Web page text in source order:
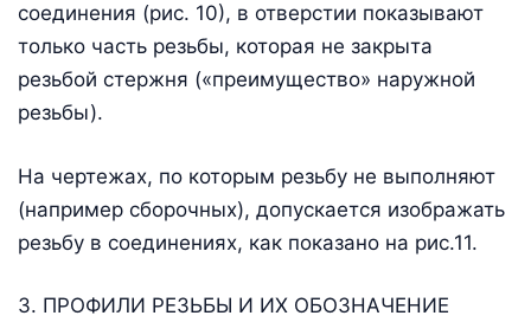
соединения (рис. 10), в отверстии показывают
только часть резьбы, которая не закрыта
резьбой стержня («преимущество» наружной
резьбы).
На чертежах, по которым резьбу не выполняют
(например сборочных), допускается изображать
резьбу в соединениях, как показано на рис.11.
3. ПРОФИЛИ РЕЗЬБЫ И ИХ ОБОЗНАЧЕНИЕ